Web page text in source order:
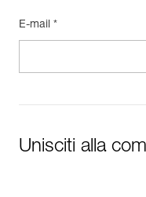
E-mail *
Unisciti alla